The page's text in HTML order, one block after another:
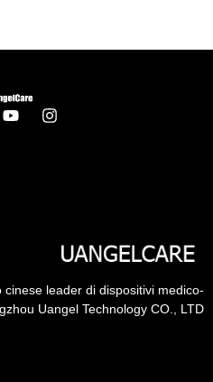
leader di dispositivi medico-
Uangel Technology CO., LTD